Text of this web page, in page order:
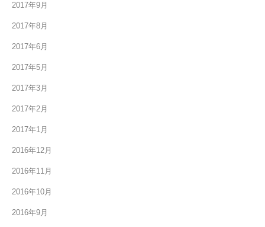
2017年9月
2017年8月
2017年6月
2017年5月
2017年3月
2017年2月
2017年1月
2016年12月
2016年11月
2016年10月
2016年9月